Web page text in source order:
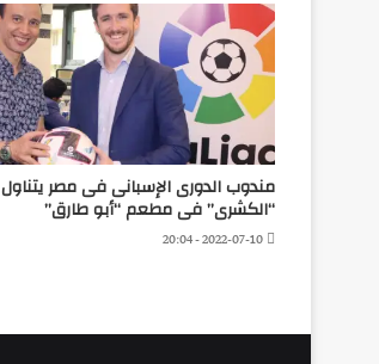
مندوب الدورى الإسبانى فى مصر يتناول
“الكشرى” فى مطعم “أبو طارق”
2022-07-10 - 20:04